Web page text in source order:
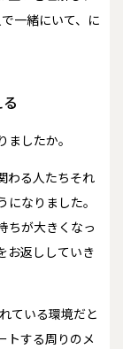
一緒にいて、に
ましたか。
わる人たちそれ
なりました。
ちが大きくなっ
お返ししていき
ている環境だと
トする周りのメ